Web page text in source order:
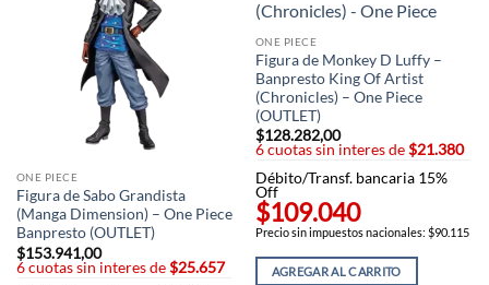
ONE PIECE
Figura de Sabo Grandista
(Manga Dimension) – One Piece
Banpresto (OUTLET)
$153.941,00
6 cuotas sin interes de$25.657
ONE PIECE
Figura de Monkey D Luffy –
Banpresto King Of Artist
(Chronicles) – One Piece
(OUTLET)
$128.282,00
6 cuotas sin interes de$21.380
Débito/Transf. bancaria 15%
Off
$109.040
Precio sin impuestos nacionales: $90.115
AGREGAR AL CARRITO